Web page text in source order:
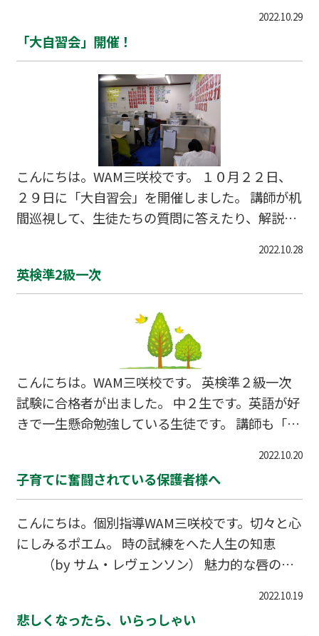
く頑張りました！ 本日から大穴中学、八木が谷中
学、古和釜中学とテストが続きます。 WAM三咲
2022.10.29
「大自習会」開催！
こんにちは。WAM三咲校です。 １０月２２日、
２９日に「大自習会」を開催しました。 講師が机
間巡視して、生徒たちの質問に答えたり、解説し
点が理解できると、正確に多くの問題を解くこと
ができます。 まずは「分かる」こと。その点を質
2022.10.28
英検準2級一次
こんにちは。WAM三咲校です。 英検準２級一次
試験に合格者が出ました。 中２生です。英語が好
きで一生懸命勉強している生徒です。 講師も「ぜ
ました。 この「師弟コンビ」は２次試験に向け
て、全力で対策を立て、取り組んでいます。
2022.10.20
子育てに奮闘されている保護者様へ
こんにちは。個別指導WAM三咲校です。切々と心
にしみるポエム。 時の試練をへた人生の知恵
（by サム・レヴェンソン） 魅力的な唇のた
めには 人々の素晴らしさを見つけること スリ
ムな体のためには 飢えた人々と食べ物を分か
2022.10.19
悲しくなったら、いらっしゃい